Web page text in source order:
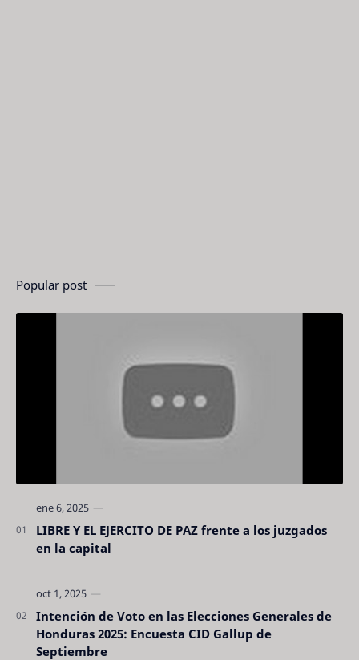
Popular post
LIBRE Y EL EJERCITO DE PAZ frente a los juzgados
en la capital
Intención de Voto en las Elecciones Generales de
Honduras 2025: Encuesta CID Gallup de
Septiembre